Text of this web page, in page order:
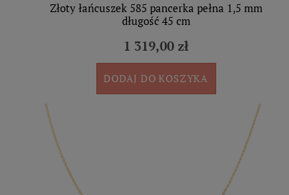
Złoty łańcuszek 585 pancerka pełna 1,5 mm
długość 45 cm
1 319,00 zł
DODAJ DO KOSZYKA